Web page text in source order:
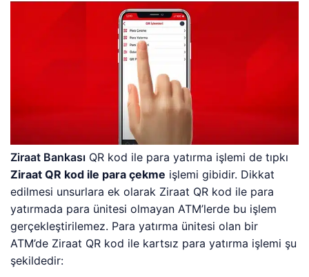
Ziraat Bankası QR kod ile para yatırma işlemi de tıpkı
Ziraat QR kod ile para çekme işlemi gibidir. Dikkat
edilmesi unsurlara ek olarak Ziraat QR kod ile para
yatırmada para ünitesi olmayan ATM’lerde bu işlem
gerçekleştirilemez. Para yatırma ünitesi olan bir
ATM’de Ziraat QR kod ile kartsız para yatırma işlemi şu
şekildedir: